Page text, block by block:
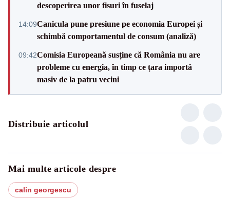
descoperirea unor fisuri în fuselaj
14:09Canicula pune presiune pe economia Europei și
schimbă comportamentul de consum (analiză)
09:42Comisia Europeană susține că România nu are
probleme cu energia, în timp ce țara importă
masiv de la patru vecini
Distribuie articolul
Mai multe articole despre
calin georgescu